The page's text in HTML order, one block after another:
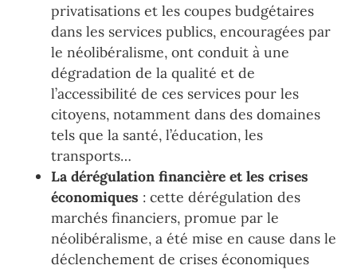
privatisations et les coupes budgétaires
dans les services publics, encouragées par
le néolibéralisme, ont conduit à une
dégradation de la qualité et de
l’accessibilité de ces services pour les
citoyens, notamment dans des domaines
tels que la santé, l’éducation, les
transports…
La dérégulation financière et les crises
économiques : cette dérégulation des
marchés financiers, promue par le
néolibéralisme, a été mise en cause dans le
déclenchement de crises économiques